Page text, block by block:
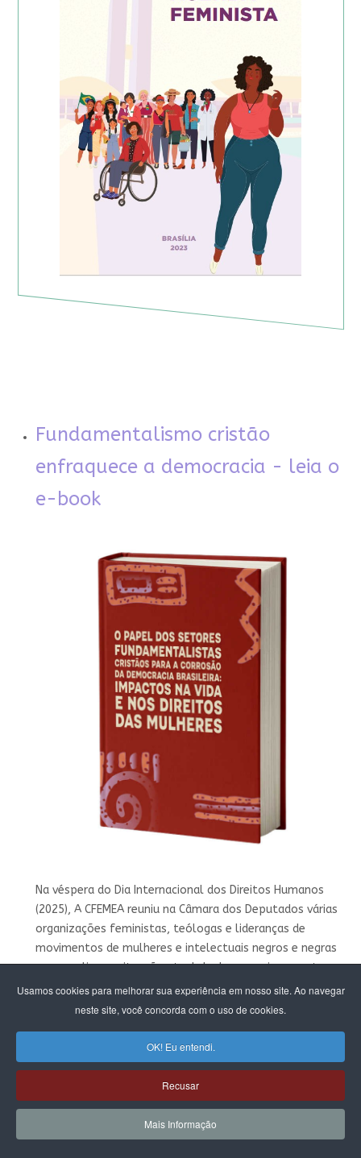
Usamos cookies para melhorar sua experiência em nosso site. Ao navegar
neste site, você concorda com o uso de cookies.
OK! Eu entendi.
Recusar
Mais Informação
Fundamentalismo cristão
enfraquece a democracia - leia o
e-book
Na véspera do Dia Internacional dos Direitos Humanos
(2025), A CFEMEA reuniu na Câmara dos Deputados várias
organizações feministas, teólogas e lideranças de
movimentos de mulheres e intelectuais negros e negras
para analisar a situação atual da democracia e os ataques
à laicidade do Estado.